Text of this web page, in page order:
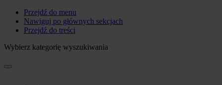
Przejdź do menu
Nawiguj po głównych sekcjach
Przejdź do treści
Wybierz kategorię wyszukiwania